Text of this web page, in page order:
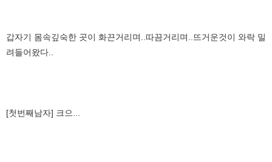
갑자기 몸속깊숙한 곳이 화끈거리며..따끔거리며..뜨거운것이 와락 밀
려들어왔다..
[첫번째남자] 크으...